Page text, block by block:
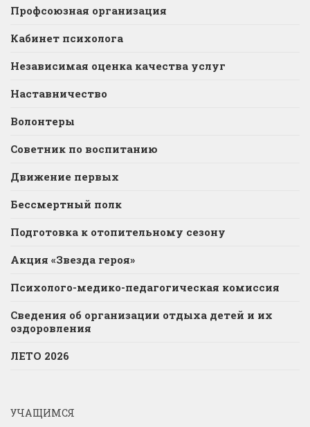
Профсоюзная организация
Кабинет психолога
Независимая оценка качества услуг
Наставничество
Волонтеры
Советник по воспитанию
Движение первых
Бессмертный полк
Подготовка к отопительному сезону
Акция «Звезда героя»
Психолого-медико-педагогическая комиссия
Сведения об организации отдыха детей и их
оздоровления
ЛЕТО 2026
УЧАЩИМСЯ